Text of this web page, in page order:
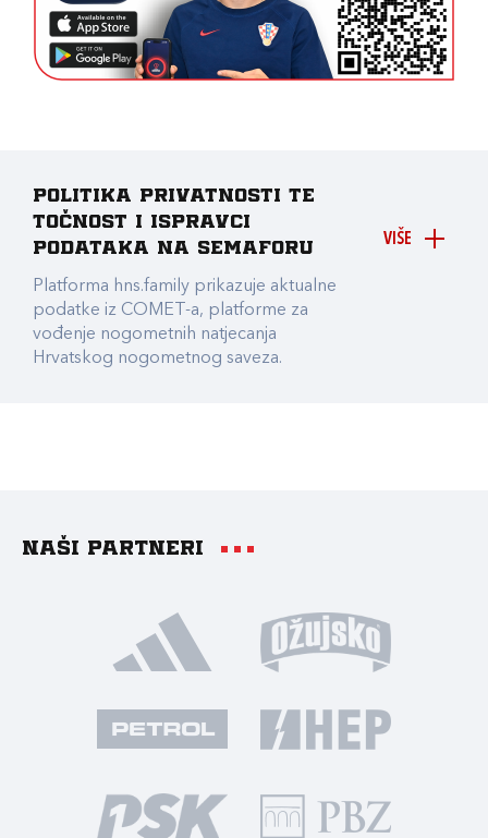
VIŠE
Politika privatnosti te
točnost i ispravci
podataka na Semaforu
Platforma hns.family prikazuje aktualne
podatke iz COMET-a, platforme za
vođenje nogometnih natjecanja
Hrvatskog nogometnog saveza.
Naši partneri